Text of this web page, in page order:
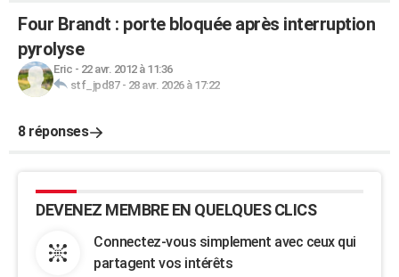
Four Brandt : porte bloquée après interruption
pyrolyse
Eric - 22 avr. 2012 à 11:36
stf_jpd87- 28 avr. 2026 à 17:22
8 réponses
DEVENEZ MEMBRE EN QUELQUES CLICS
Connectez-vous simplement avec ceux qui
partagent vos intérêts